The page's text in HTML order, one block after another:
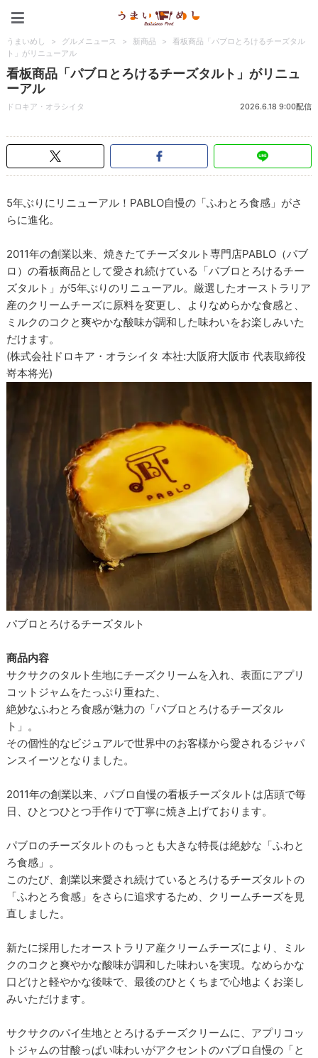
うまいめし > グルメニュース > 新商品 >
看板商品「パブロとろけるチーズタル
ト」がリニューアル
看板商品「パブロとろけるチーズタルト」がリニュ
ーアル
ドロキア・オラシイタ 2026.6.18 9:00配信
5年ぶりにリニューアル！PABLO自慢の「ふわとろ食感」がさ
らに進化。
2011年の創業以来、焼きたてチーズタルト専門店PABLO（パブ
ロ）の看板商品として愛され続けている「パブロとろけるチー
ズタルト」が5年ぶりのリニューアル。厳選したオーストラリア
産のクリームチーズに原料を変更し、よりなめらかな食感と、
ミルクのコクと爽やかな酸味が調和した味わいをお楽しみいた
だけます。
(株式会社ドロキア・オラシイタ 本社:大阪府大阪市 代表取締役
嵜本将光)
パブロとろけるチーズタルト
商品内容
サクサクのタルト生地にチーズクリームを入れ、表面にアプリ
コットジャムをたっぷり重ねた、
絶妙なふわとろ食感が魅力の「パブロとろけるチーズタル
ト」。
その個性的なビジュアルで世界中のお客様から愛されるジャパ
ンスイーツとなりました。
2011年の創業以来、パブロ自慢の看板チーズタルトは店頭で毎
日、ひとつひとつ手作りで丁寧に焼き上げております。
パブロのチーズタルトのもっとも大きな特長は絶妙な「ふわと
ろ食感」。
このたび、創業以来愛され続けているとろけるチーズタルトの
「ふわとろ食感」をさらに追求するため、クリームチーズを見
直しました。
新たに採用したオーストラリア産クリームチーズにより、ミル
クのコクと爽やかな酸味が調和した味わいを実現。なめらかな
口どけと軽やかな後味で、最後のひとくちまで心地よくお楽し
みいただけます。
サクサクのパイ生地ととろけるチーズクリームに、アプリコッ
トジャムの甘酸っぱい味わいがアクセントのパブロ自慢の「と